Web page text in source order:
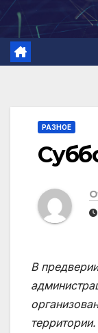
Перейти
содержимому
РАЗНОЕ
В
территории.